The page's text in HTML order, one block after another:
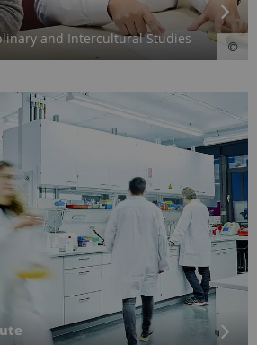
and Intercultural Studies